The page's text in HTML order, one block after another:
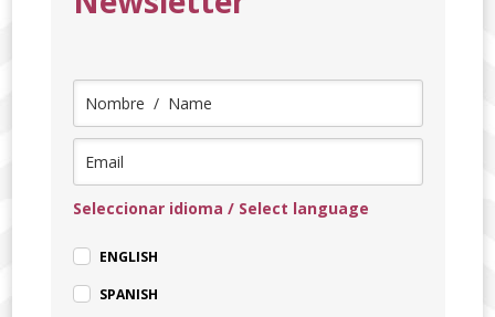
Seleccionar idioma / Select language
ENGLISH
SPANISH